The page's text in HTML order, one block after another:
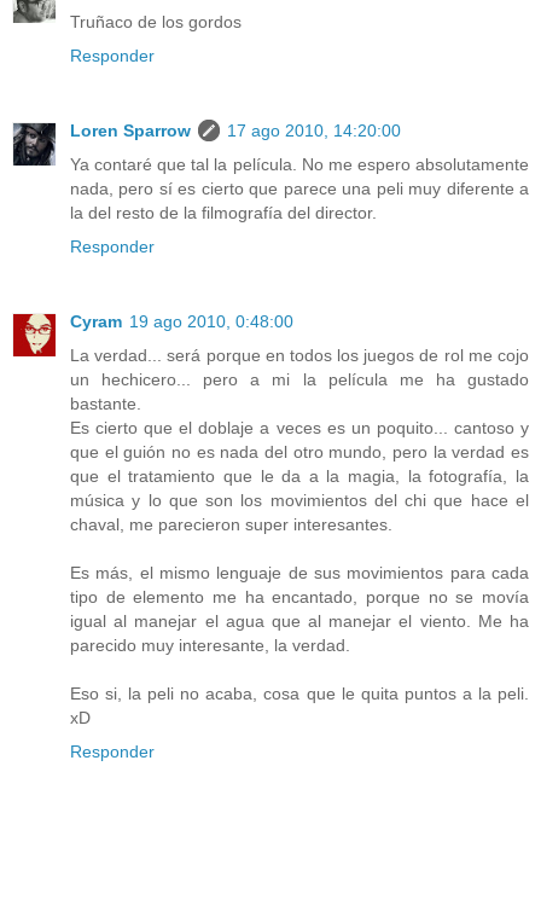
Truñaco de los gordos
Responder
Loren Sparrow
17 ago 2010, 14:20:00
Ya contaré que tal la película. No me espero absolutamente
nada, pero sí es cierto que parece una peli muy diferente a
la del resto de la filmografía del director.
Responder
Cyram 19 ago 2010, 0:48:00
La verdad... será porque en todos los juegos de rol me cojo
un hechicero... pero a mi la película me ha gustado
bastante.
Es cierto que el doblaje a veces es un poquito... cantoso y
que el guión no es nada del otro mundo, pero la verdad es
que el tratamiento que le da a la magia, la fotografía, la
música y lo que son los movimientos del chi que hace el
chaval, me parecieron super interesantes.
Es más, el mismo lenguaje de sus movimientos para cada
tipo de elemento me ha encantado, porque no se movía
igual al manejar el agua que al manejar el viento. Me ha
parecido muy interesante, la verdad.
Eso si, la peli no acaba, cosa que le quita puntos a la peli.
xD
Responder